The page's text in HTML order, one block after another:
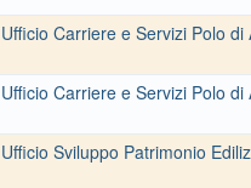
Ufficio Carriere e Servizi Polo di
Ufficio Carriere e Servizi Polo di
Ufficio Sviluppo Patrimonio